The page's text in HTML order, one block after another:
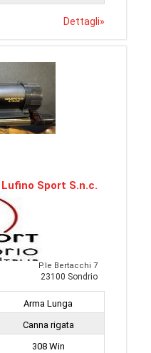
Dettagli»
Lufino Sport S.n.c.
P.le Bertacchi 7
23100 Sondrio
Arma Lunga
Canna rigata
308 Win